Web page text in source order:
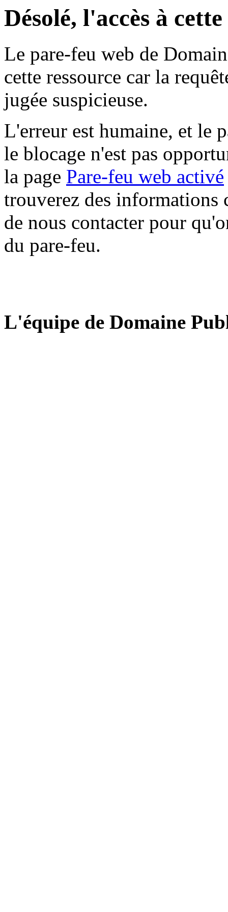
Désolé, l'accès à
Le pare-feu web de
cette ressource car la
jugée suspicieuse.
L'erreur est humaine, et le
le blocage n'est pas
la page Pare-feu web activé
trouverez des informations
de nous contacter pour
du pare-feu.
L'équipe de Domaine